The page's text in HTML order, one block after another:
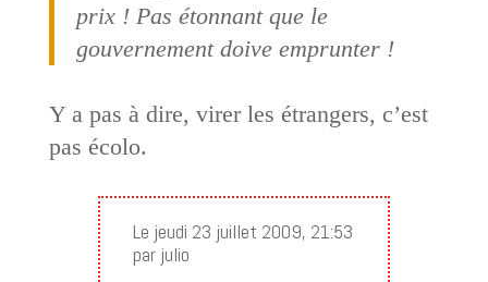
prix ! Pas étonnant que le
gouvernement doive emprunter !
Y a pas à dire, virer les étrangers, c’est
pas écolo.
Le jeudi 23 juillet 2009, 21:53
par julio